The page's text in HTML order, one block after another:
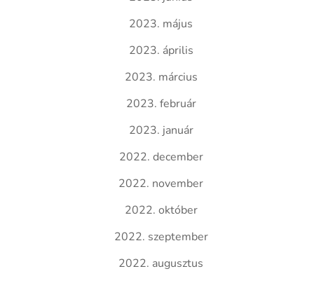
2023. május
2023. április
2023. március
2023. február
2023. január
2022. december
2022. november
2022. október
2022. szeptember
2022. augusztus